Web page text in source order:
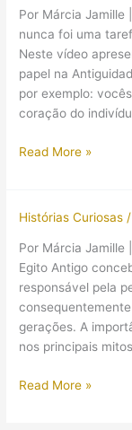
Cleópatra
VII
Por Márcia Jamille
nunca foi uma
Neste vídeo
papel na
por exemplo:
coração do
(Vídeo)
Egito
Read More »
Histórias Curiosas /
Por Márcia Jamille
Egito Antigo
responsável pela
gerações. A
nos principais
Ser
Read More »